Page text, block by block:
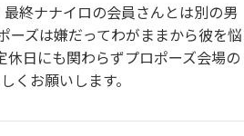
終ナナイロの会員さんとは別の男
ズは嫌だってわがままから彼を悩
日にも関わらずプロポーズ会場の
くお願いします。